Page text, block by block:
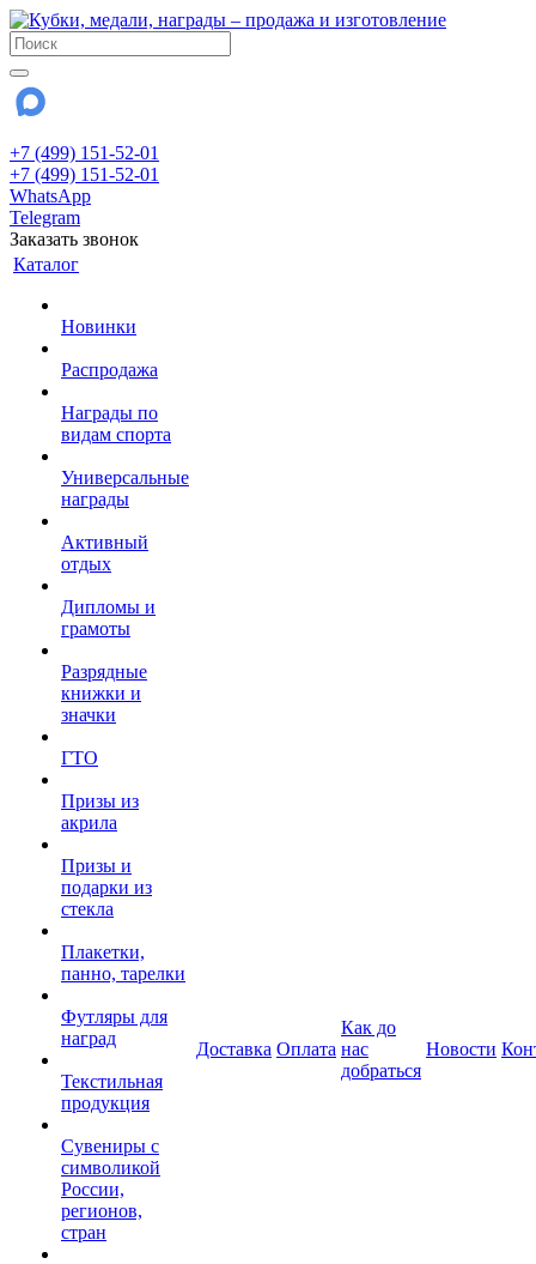
+7 (499) 151-52-01
+7 (499) 151-52-01
WhatsApp
Telegram
Заказать звонок
Каталог
Новинки
Распродажа
Награды по
видам спорта
Универсальные
награды
Активный
отдых
Дипломы и
грамоты
Разрядные
книжки и
значки
ГТО
Призы из
акрила
Призы и
подарки из
стекла
Плакетки,
панно, тарелки
Футляры для
наград
Текстильная
продукция
Сувениры с
символикой
России,
регионов,
стран
Доставка Оплата
Как до
нас
добраться
Новости